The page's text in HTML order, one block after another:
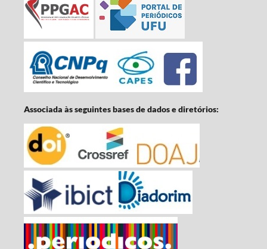
Associada às seguintes bases de dados e diretórios: